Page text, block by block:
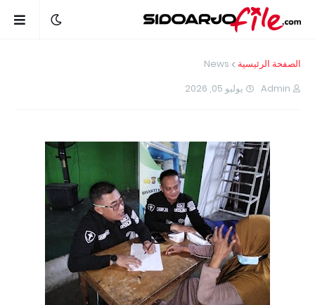
الصفحة الرئيسية
News
Admin
يوليو 05, 2026